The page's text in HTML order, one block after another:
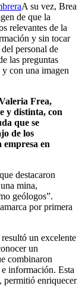
A su vez, Brea
de que la
relevantes de la
y sin tocar
personal de
las preguntas
y con una imagen
Frea,
y distinta, con
que se
de los
en
destacaron
mina,
geólogos”.
por primera
un excelente
un
combinaron
e información. Esta
permitió enriquecer